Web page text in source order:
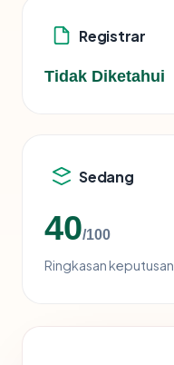
Registrar
Tidak Diketahui
Sedang
40/100
Ringkasan keputusan